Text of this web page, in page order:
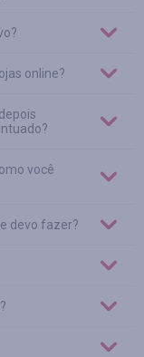
online?
você
devo fazer?